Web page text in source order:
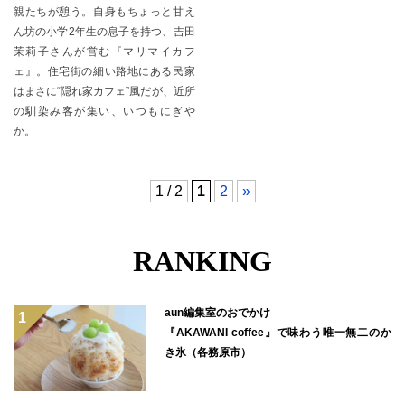
親たちが憩う。自身もちょっと甘え
ん坊の小学2年生の息子を持つ、吉田
茉莉子さんが営む『マリマイカフ
ェ』。住宅街の細い路地にある民家
はまさに“隠れ家カフェ”風だが、近所
の馴染み客が集い、いつもにぎや
か。
1 / 2 1 2 »
RANKING
aun編集室のおでかけ
『AKAWANI coffee』で味わう唯一無二のか
き氷（各務原市）